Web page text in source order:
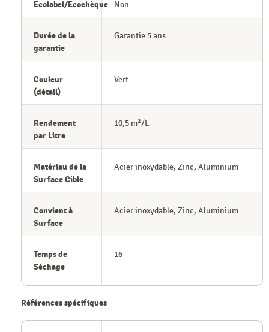
Ecolabel/Ecochèque Non
Durée de la
garantie
Garantie 5 ans
Couleur
(détail)
Vert
Rendement
par Litre
10,5 m²/L
Matériau de la
Surface Cible
Acier inoxydable, Zinc, Aluminium
Convient à
Surface
Acier inoxydable, Zinc, Aluminium
Temps de
Séchage
16
Références spécifiques